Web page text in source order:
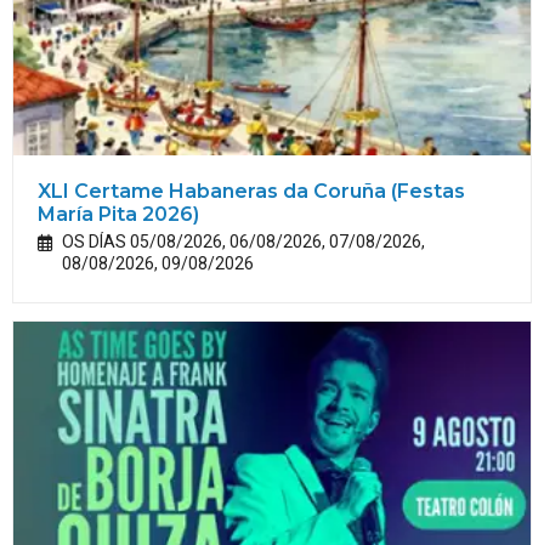
XLI Certame Habaneras da Coruña (Festas
María Pita 2026)
OS DÍAS 05/08/2026, 06/08/2026, 07/08/2026,
08/08/2026, 09/08/2026